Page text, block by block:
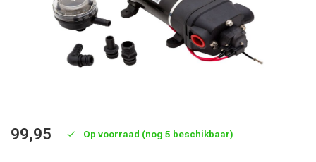
99,95 Op voorraad (nog 5 beschikbaar)